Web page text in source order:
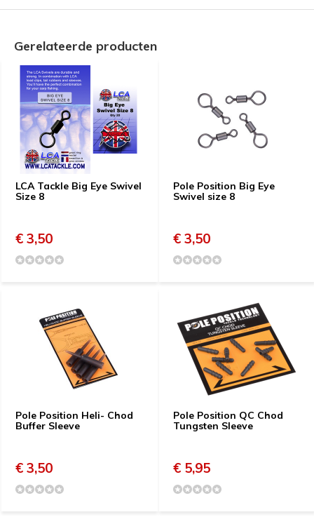
Gerelateerde producten
LCA Tackle Big Eye Swivel
Size 8
€ 3,50
Pole Position Big Eye
Swivel size 8
€ 3,50
Pole Position Heli- Chod
Buffer Sleeve
€ 3,50
Pole Position QC Chod
Tungsten Sleeve
€ 5,95